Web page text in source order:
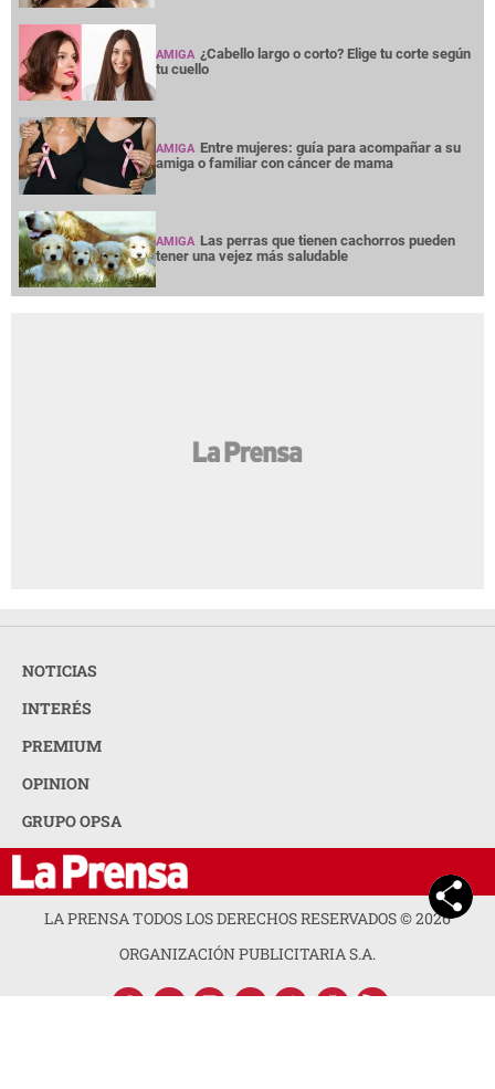
AMIGA ¿Cabello largo o corto? Elige tu corte según
tu cuello
AMIGA Entre mujeres: guía para acompañar a su
amiga o familiar con cáncer de mama
AMIGA Las perras que tienen cachorros pueden
tener una vejez más saludable
NOTICIAS
INTERÉS
PREMIUM
OPINION
GRUPO OPSA
LA PRENSA TODOS LOS DERECHOS RESERVADOS ©2026
ORGANIZACIÓN PUBLICITARIA S.A.